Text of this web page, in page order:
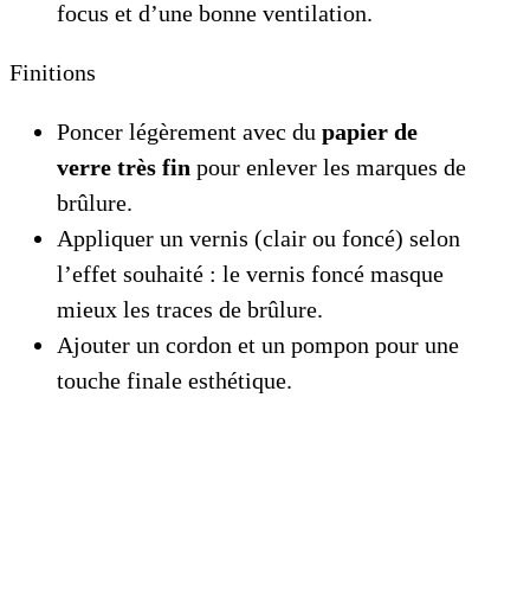
focus et d’une bonne ventilation.
Finitions
Poncer légèrement avec du papier de
verre très fin pour enlever les marques de
brûlure.
Appliquer un vernis (clair ou foncé) selon
l’effet souhaité : le vernis foncé masque
mieux les traces de brûlure.
Ajouter un cordon et un pompon pour une
touche finale esthétique.